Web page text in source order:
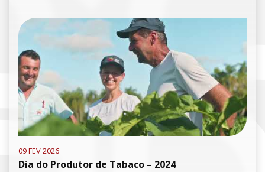
09 FEV 2026
Dia do Produtor de Tabaco – 2024